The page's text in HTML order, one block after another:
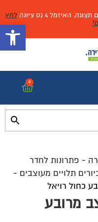
האיזמל 4 נס ציונה
לחץ
0
- פתרונות לחדר
תלויים מעוצבים -
כחול רויאל
מרובע